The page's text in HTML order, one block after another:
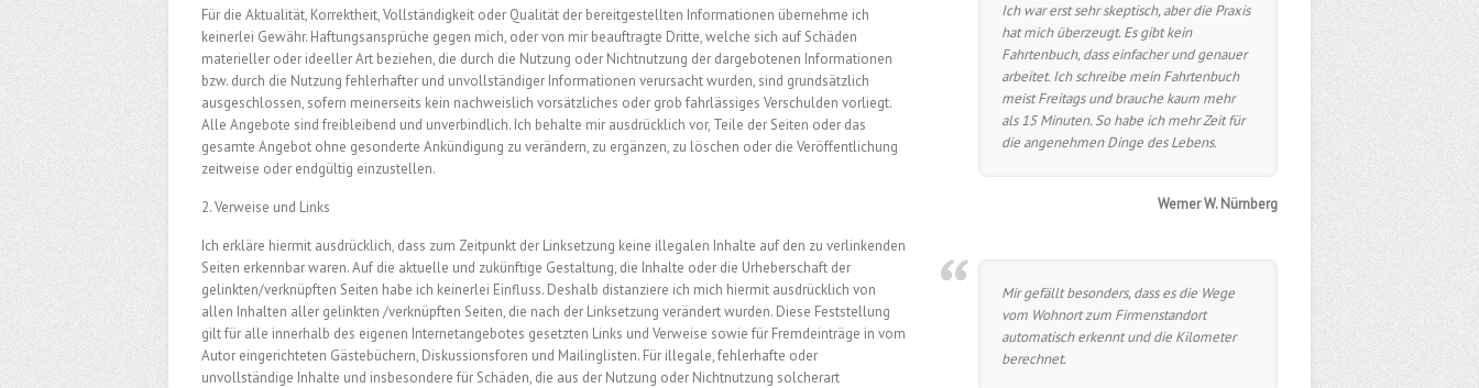
Für die Aktualität, Korrektheit, Vollständigkeit oder Qualität der bereitgestellten Informationen übernehme ich
keinerlei Gewähr. Haftungsansprüche gegen mich, oder von mir beauftragte Dritte, welche sich auf Schäden
materieller oder ideeller Art beziehen, die durch die Nutzung oder Nichtnutzung der dargebotenen Informationen
bzw. durch die Nutzung fehlerhafter und unvollständiger Informationen verursacht wurden, sind grundsätzlich
ausgeschlossen, sofern meinerseits kein nachweislich vorsätzliches oder grob fahrlässiges Verschulden vorliegt.
Alle Angebote sind freibleibend und unverbindlich. Ich behalte mir ausdrücklich vor, Teile der Seiten oder das
gesamte Angebot ohne gesonderte Ankündigung zu verändern, zu ergänzen, zu löschen oder die Veröffentlichung
zeitweise oder endgültig einzustellen.
2. Verweise und Links
Ich erkläre hiermit ausdrücklich, dass zum Zeitpunkt der Linksetzung keine illegalen Inhalte auf den zu verlinkenden
Seiten erkennbar waren. Auf die aktuelle und zukünftige Gestaltung, die Inhalte oder die Urheberschaft der
gelinkten/verknüpften Seiten habe ich keinerlei Einfluss. Deshalb distanziere ich mich hiermit ausdrücklich von
allen Inhalten aller gelinkten /verknüpften Seiten, die nach der Linksetzung verändert wurden. Diese Feststellung
gilt für alle innerhalb des eigenen Internetangebotes gesetzten Links und Verweise sowie für Fremdeinträge in vom
Autor eingerichteten Gästebüchern, Diskussionsforen und Mailinglisten. Für illegale, fehlerhafte oder
unvollständige Inhalte und insbesondere für Schäden, die aus der Nutzung oder Nichtnutzung solcherart
Ich war erst sehr skeptisch, aber die Praxis
hat mich überzeugt. Es gibt kein
Fahrtenbuch, dass einfacher und genauer
arbeitet. Ich schreibe mein Fahrtenbuch
meist Freitags und brauche kaum mehr
als 15 Minuten. So habe ich mehr Zeit für
die angenehmen Dinge des Lebens.
Werner W. Nürnberg
Mir gefällt besonders, dass es die Wege
vom Wohnort zum Firmenstandort
automatisch erkennt und die Kilometer
berechnet.